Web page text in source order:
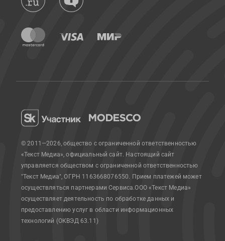
© 2011—2026, общество с ограниченной ответственностью
«Текст Медиа», официальный сайт. Настоящий сайт
управляется обществом с ограниченной ответственностью
"Текст Медиа", ОГРН 1163668076550. Прием платежей может
осуществляться партнерами Сервиса.ООО «Текст Медиа»
осуществляет деятельность по обработке данных и
предоставлению услуг в области информационных
технологий (ОКВЭД 63.11)